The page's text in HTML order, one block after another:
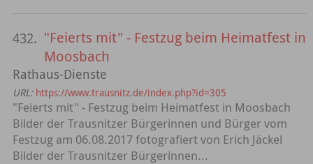
432. "Feierts mit" - Festzug beim Heimatfest in
Moosbach
Rathaus-Dienste
URL: https://www.trausnitz.de/index.php?id=305
"Feierts mit" - Festzug beim Heimatfest in Moosbach
Bilder der Trausnitzer Bürgerinnen und Bürger vom
Festzug am 06.08.2017 fotografiert von Erich Jäckel
Bilder der Trausnitzer Bürgerinnen...